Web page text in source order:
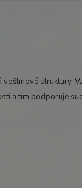
struktury.
a tím podporuje